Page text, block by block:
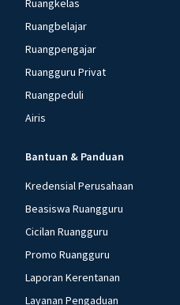
Ruangkelas
Ruangbelajar
Ruangpengajar
Ruangguru Privat
Ruangpeduli
Airis
Bantuan & Panduan
Kredensial Perusahaan
Beasiswa Ruangguru
Cicilan Ruangguru
Promo Ruangguru
Laporan Kerentanan
Layanan Pengaduan